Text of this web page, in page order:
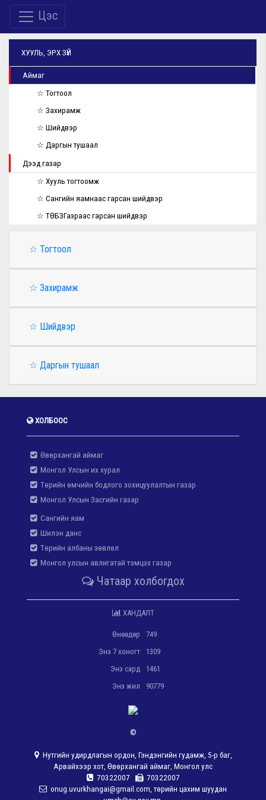
Цэс
ХУУЛЬ, ЭРХ ЗҮЙ
Аймаг
☆ Тогтоол
☆ Захирамж
☆ Шийдвэр
☆ Даргын тушаал
Дээд газар
☆ Хууль тогтоомж
☆ Сангийн яамнаас гарсан шийдвэр
☆ ТӨБЗГазраас гарсан шийдвэр
☆ Тогтоол
☆ Захирамж
☆ Шийдвэр
☆ Даргын тушаал
ХОЛБООС
Өвөрхангай аймаг
Монгол Улсын их хурал
Төрийн өмчийн бодлого зохицуулалтын газар
Монгол Улсын Засгийн газар
Сангийн яам
Шилэн данс
Төрийн албаны зөвлөл
Монгол улсын авлигатай тэмцэх газар
Чатаар холбогдох
ХАНДАЛТ
Өнөөдөр
749
Энэ 7 хоногт
1309
Энэ сард
1461
Энэ жил
90779
©
Нутгийн удирдлагын ордон, Гэндэнгийн гудамж, 5-р баг,
Арвайхээр хот, Өвөрхангай аймаг, Монгол улс
70322007
70322007
onug.uvurkhangai@gmail.com, төрийн цахим шуудан